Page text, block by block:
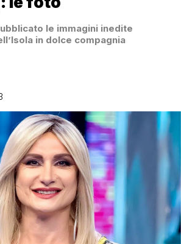
le immagini inedite
in dolce compagnia